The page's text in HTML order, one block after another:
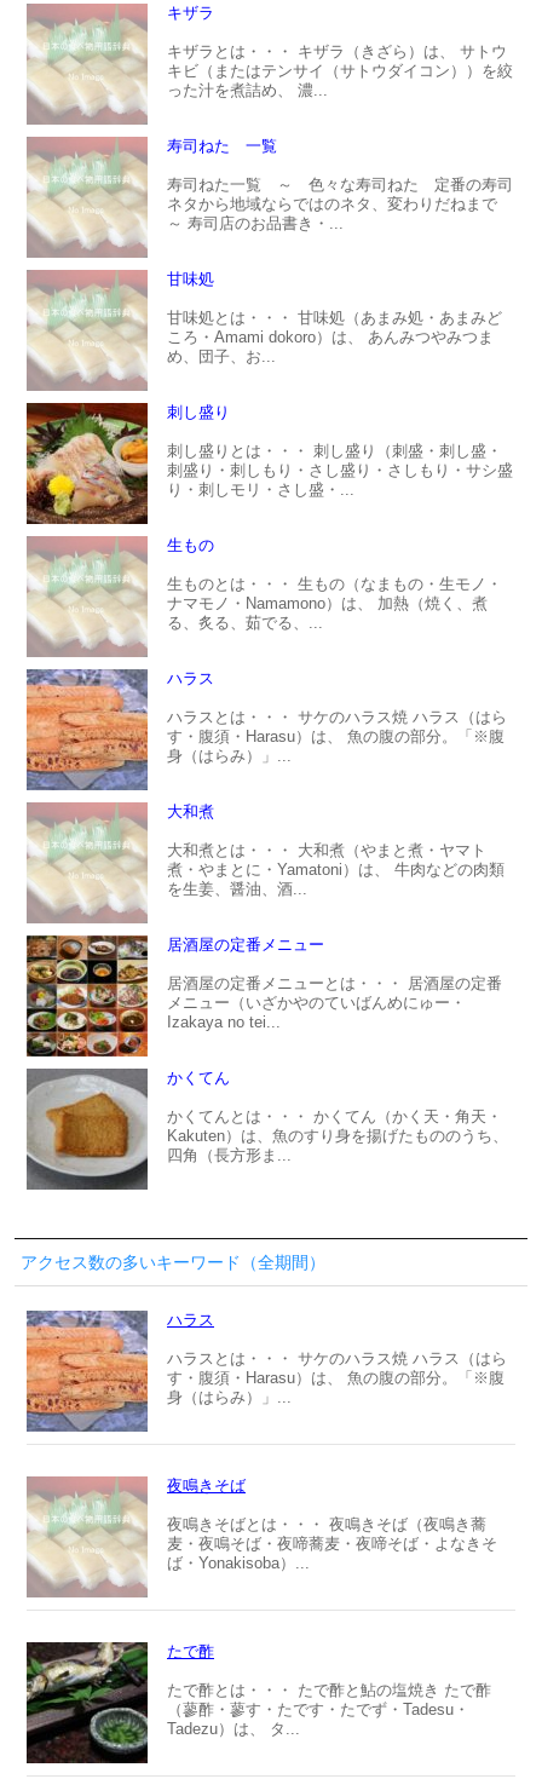
キザラ
キザラとは・・・ キザラ（きざら）は、 サトウ
キビ（またはテンサイ（サトウダイコン））を絞
った汁を煮詰め、 濃...
寿司ねた 一覧
寿司ねた一覧 ～ 色々な寿司ねた 定番の寿司
ネタから地域ならではのネタ、変わりだねまで
～ 寿司店のお品書き・...
甘味処
甘味処とは・・・ 甘味処（あまみ処・あまみど
ころ・Amami dokoro）は、 あんみつやみつま
め、団子、お...
刺し盛り
刺し盛りとは・・・ 刺し盛り（刺盛・刺し盛・
刺盛り・刺しもり・さし盛り・さしもり・サシ盛
り・刺しモリ・さし盛・...
生もの
生ものとは・・・ 生もの（なまもの・生モノ・
ナマモノ・Namamono）は、 加熱（焼く、煮
る、炙る、茹でる、...
ハラス
ハラスとは・・・ サケのハラス焼 ハラス（はら
す・腹須・Harasu）は、 魚の腹の部分。「※腹
身（はらみ）」...
大和煮
大和煮とは・・・ 大和煮（やまと煮・ヤマト
煮・やまとに・Yamatoni）は、 牛肉などの肉類
を生姜、醤油、酒...
居酒屋の定番メニュー
居酒屋の定番メニューとは・・・ 居酒屋の定番
メニュー（いざかやのていばんめにゅー・
Izakaya no tei...
かくてん
かくてんとは・・・ かくてん（かく天・角天・
Kakuten）は、魚のすり身を揚げたもののうち、
四角（長方形ま...
アクセス数の多いキーワード（全期間）
ハラス
ハラスとは・・・ サケのハラス焼 ハラス（はら
す・腹須・Harasu）は、 魚の腹の部分。「※腹
身（はらみ）」...
夜鳴きそば
夜鳴きそばとは・・・ 夜鳴きそば（夜鳴き蕎
麦・夜鳴そば・夜啼蕎麦・夜啼そば・よなきそ
ば・Yonakisoba）...
たで酢
たで酢とは・・・ たで酢と鮎の塩焼き たで酢
（蓼酢・蓼す・たです・たでず・Tadesu・
Tadezu）は、 タ...